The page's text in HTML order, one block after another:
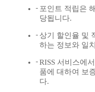
포인트 적립은
당됩니다.
상기 할인율 및
하는 정보와 일
RISS 서비스에
품에 대하여 보
다.